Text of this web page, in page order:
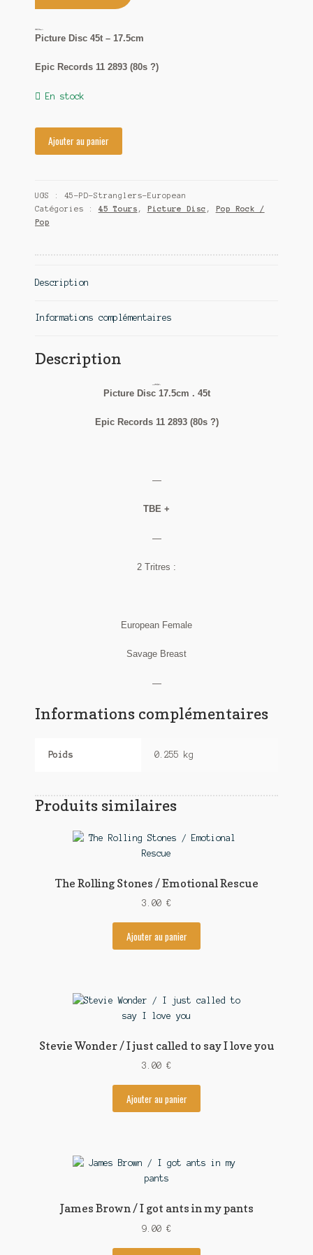
Picture Disc 45t – 17.5cm
Epic Records 11 2893 (80s ?)
En stock
Ajouter au panier
UGS : 45-PD-Stranglers-European
Catégories : 45 Tours , Picture Disc , Pop Rock /
Pop
Description
Informations complémentaires
Description
Picture Disc 17.5cm . 45t
Epic Records 11 2893 (80s ?)
—
TBE +
—
2 Tritres :
European Female
Savage Breast
—
Informations complémentaires
Poids 0.255 kg
Produits similaires
The Rolling Stones / Emotional Rescue
3.00 €
Ajouter au panier
Stevie Wonder / I just called to say I love you
3.00 €
Ajouter au panier
James Brown / I got ants in my pants
9.00 €